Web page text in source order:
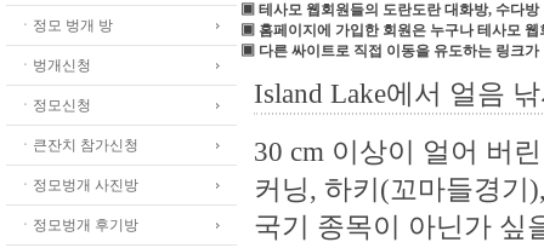
ㆍ정모 벙개 방
ㆍ벙개신청
ㆍ정모신청
ㆍ큰잔치 참가신청
ㆍ정모벙개 사진방
ㆍ정모벙개 후기방
▣ 테사모 웹회원들의 도란도란 대화방, 수다방
▣ 홈페이지에 가입한 회원은 누구나 테사모 웹
▣ 다른 싸이트로 직접 이동을 유도하는 링크가
Island Lake에서 얼음
30 cm 이상이 얼어 버
커닝, 하키(꼬마들경기
국기 종목이 아닌가 싶